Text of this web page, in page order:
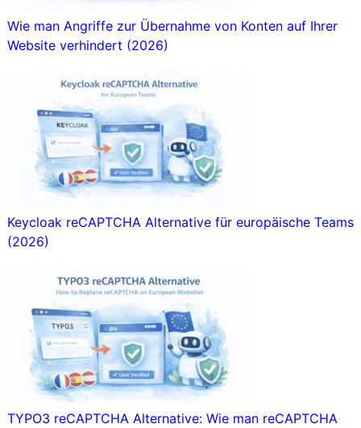
Wie man Angriffe zur Übernahme von Konten auf Ihrer
Website verhindert (2026)
Keycloak reCAPTCHA Alternative für europäische Teams
(2026)
TYPO3 reCAPTCHA Alternative: Wie man reCAPTCHA